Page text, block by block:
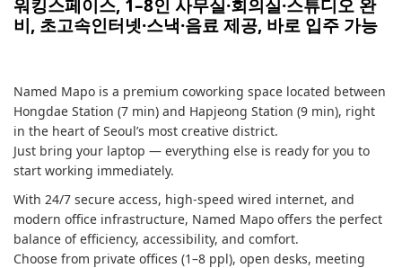
워킹스페이스, 1–8인 사무실·회의실·스튜디오 완
비, 초고속인터넷·스낵·음료 제공, 바로 입주 가능
Named Mapo is a premium coworking space located between
Hongdae Station (7 min) and Hapjeong Station (9 min), right
in the heart of Seoul’s most creative district.
Just bring your laptop — everything else is ready for you to
start working immediately.
With 24/7 secure access, high-speed wired internet, and
modern office infrastructure, Named Mapo offers the perfect
balance of efficiency, accessibility, and comfort.
Choose from private offices (1–8 ppl), open desks, meeting